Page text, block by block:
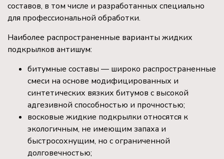
составов, в том числе и разработанных специально
для профессиональной обработки.
Наиболее распространенные варианты жидких
подкрылков антишум:
битумные составы — широко распространенные
смеси на основе модифицированных и
синтетических вязких битумов с высокой
адгезивной способностью и прочностью;
восковые жидкие подкрылки относятся к
экологичным, не имеющим запаха и
быстросохнущим, но с ограниченной
долговечностью;